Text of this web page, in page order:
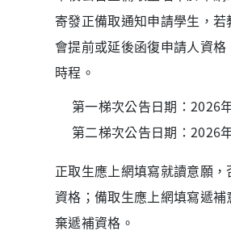
寄發正備取通知申請學生，若
會提前或延後函復申請人資
時程。
第一梯次公告日期：2026
第二梯次公告日期：2026
正取生應上網填寫就讀意願
資格；備取生應上網填寫遞
棄遞補資格。